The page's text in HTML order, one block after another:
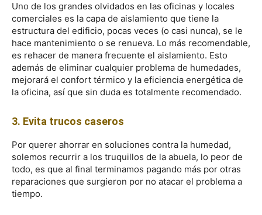
Uno de los grandes olvidados en las oficinas y locales
comerciales es la capa de aislamiento que tiene la
estructura del edificio, pocas veces (o casi nunca), se le
hace mantenimiento o se renueva. Lo más recomendable,
es rehacer de manera frecuente el aislamiento. Esto
además de eliminar cualquier problema de humedades,
mejorará el confort térmico y la eficiencia energética de
la oficina, así que sin duda es totalmente recomendado.
3. Evita trucos caseros
Por querer ahorrar en soluciones contra la humedad,
solemos recurrir a los truquillos de la abuela, lo peor de
todo, es que al final terminamos pagando más por otras
reparaciones que surgieron por no atacar el problema a
tiempo.